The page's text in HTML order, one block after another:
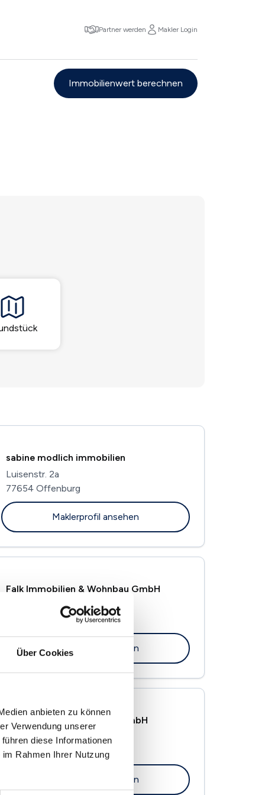
Über Cookies
anbieten zu können
Verwendung unserer
diese Informationen
Rahmen Ihrer Nutzung
Partner werden Makler Login
Immobilienwert berechnen
sabine modlich immobilien
Luisenstr. 2a
77654 Offenburg
Maklerprofil ansehen
Falk Immobilien & Wohnbau GmbH
77652 Offenburg
Maklerprofil ansehen
Immobilien Management GmbH
Franz-Volk-Str. 13a
77652 Offenburg
Maklerprofil ansehen